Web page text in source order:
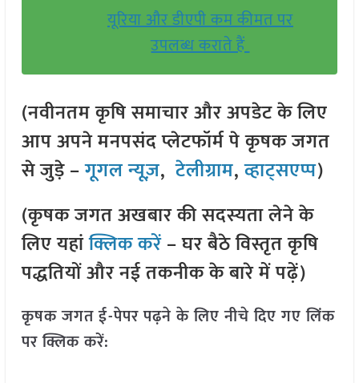
यूरिया और डीएपी कम कीमत पर
उपलब्ध कराते हैं
(नवीनतम कृषि समाचार और अपडेट के लिए
आप अपने मनपसंद प्लेटफॉर्म पे कृषक जगत
से जुड़े –गूगल न्यूज़,टेलीग्राम,व्हाट्सएप्प)
(कृषक जगत अखबार की सदस्यता लेने के
लिए यहांक्लिक करें– घर बैठे विस्तृत कृषि
पद्धतियों और नई तकनीक के बारे में पढ़ें)
कृषक जगत ई-पेपर पढ़ने के लिए नीचे दिए गए लिंक
पर क्लिक करें: